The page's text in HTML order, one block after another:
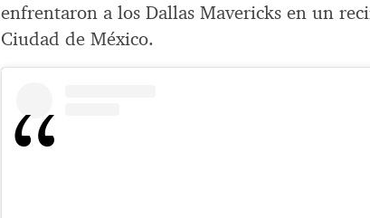
enfrentaron a los Dallas Mavericks en un
Ciudad de México.